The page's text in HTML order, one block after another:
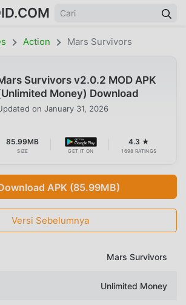
Action Mars Survivors
Survivors v2.0.2 MOD APK
Money) Download
on January 31, 2026
85.99MB
SIZE GET IT ON
4.3 ★
1698 RATINGS
APK (85.99MB)
Versi Sebelumnya
Mars Survivors
Unlimited Money